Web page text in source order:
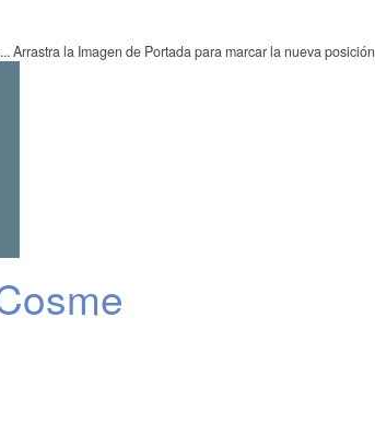
Arrastra la Imagen de Portada para marcar la nueva posición